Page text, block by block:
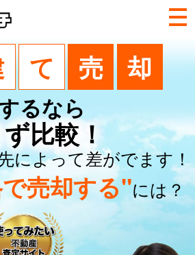
て 売 却
るなら
比較！
によって差がでます！
売却する"には？